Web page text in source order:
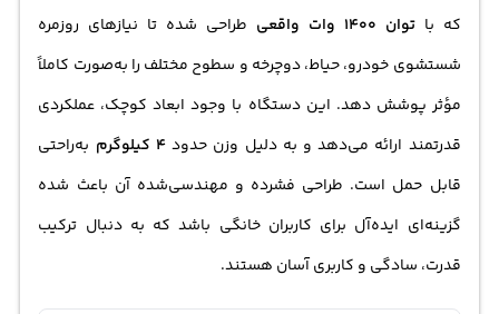
که باتوان 1400 وات واقعی
طراحی شده تا نیازهای روزمره
شستشوی خودرو، حیاط، دوچرخه و سطوح مختلف را به‌صورت کاملاً
مؤثر پوشش دهد. این دستگاه با وجود ابعاد کوچک، عملکردی
قدرتمند ارائه می‌دهد و به دلیل وزن حدود4 کیلوگرم
به‌راحتی
قابل حمل است. طراحی فشرده و مهندسی‌شده آن باعث شده
گزینه‌ای ایده‌آل برای کاربران خانگی باشد که به دنبال ترکیب
قدرت، سادگی و کاربری آسان هستند.